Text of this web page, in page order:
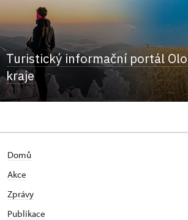
Turistický informační portál
kraje
Domů
Akce
Zprávy
Publikace